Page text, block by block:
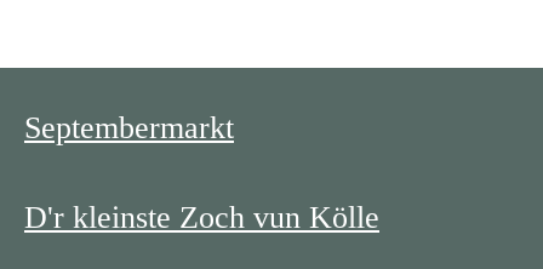
Septembermarkt
D'r kleinste Zoch vun Kölle